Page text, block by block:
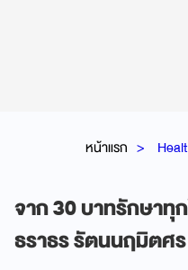
หน้าแรก
จาก 30 บาทรักษาทุ
ธราธร รัตนนฤมิตศร